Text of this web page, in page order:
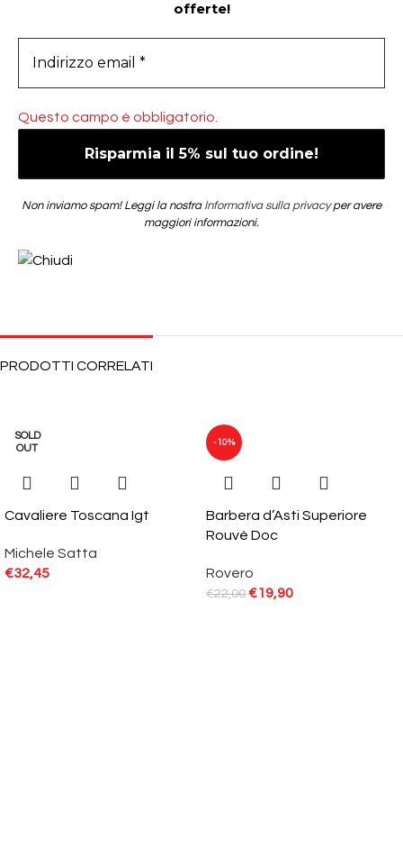
offerte!
Questo campo è obbligatorio.
Non inviamo spam! Leggi la nostra Informativa sulla privacyper avere
maggiori informazioni.
PRODOTTI CORRELATI
SOLD
OUT
Cavaliere Toscana Igt
Michele Satta
€32,45
-10%
Barbera d’Asti Superiore
Rouvè Doc
Rovero
€22,00 €19,90